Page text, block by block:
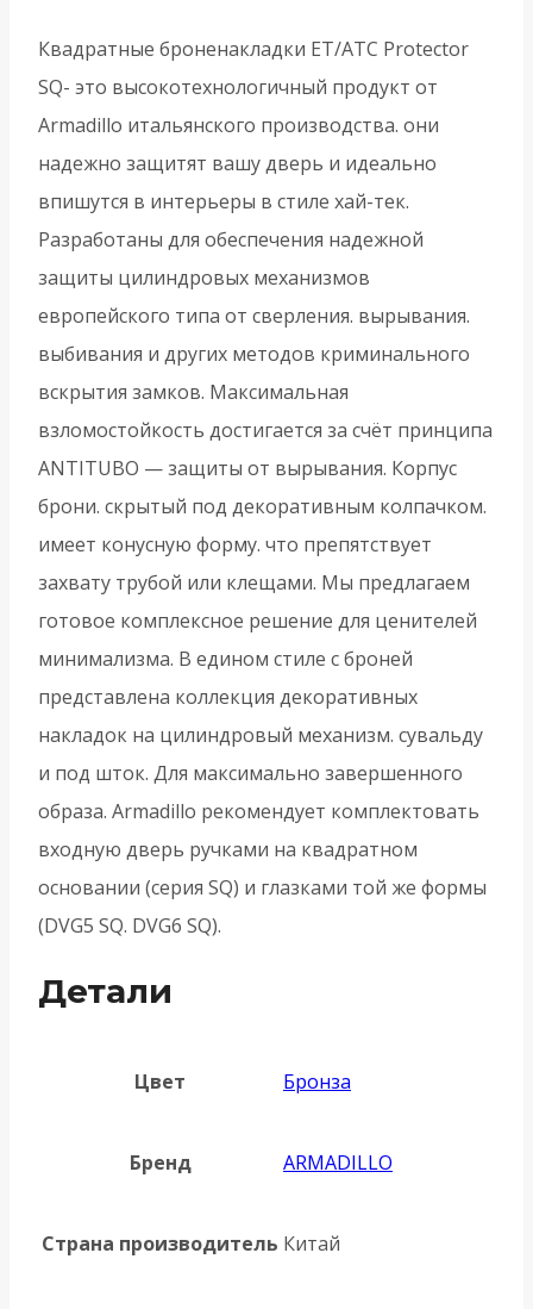
мм)
ET/ATC-
Protector
1-
25(SQ)
AB-
77
-
Бронза
Квадратные броненакладки ET/ATC Protector
SQ- это высокотехнологичный продукт от
Armadillo итальянского производства. они
надежно защитят вашу дверь и идеально
впишутся в интерьеры в стиле хай-тек.
Разработаны для обеспечения надежной
защиты цилиндровых механизмов
европейского типа от сверления. вырывания.
выбивания и других методов криминального
вскрытия замков. Максимальная
взломостойкость достигается за счёт принципа
ANTITUBO — защиты от вырывания. Корпус
брони. скрытый под декоративным колпачком.
имеет конусную форму. что препятствует
захвату трубой или клещами. Мы предлагаем
готовое комплексное решение для ценителей
минимализма. В едином стиле с броней
представлена коллекция декоративных
накладок на цилиндровый механизм. сувальду
и под шток. Для максимально завершенного
образа. Armadillo рекомендует комплектовать
входную дверь ручками на квадратном
основании (серия SQ) и глазками той же формы
(DVG5 SQ. DVG6 SQ).
Детали
Цвет Бронза
Бренд ARMADILLO
Страна производитель Китай